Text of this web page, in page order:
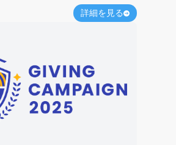
詳細を見る